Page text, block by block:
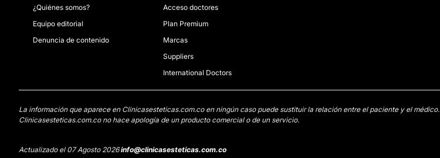
¿Quiénes somos?
Equipo editorial
Denuncia de contenido
Acceso doctores
Plan Premium
Marcas
Suppliers
International Doctors
La información que aparece en Clinicasesteticas.com.co en ningún caso puede sustituir la relación entre el paciente y el médico.
Clinicasesteticas.com.co no hace apología de un producto comercial o de un servicio.
Actualizado el 07 Agosto 2026info@clinicasesteticas.com.co